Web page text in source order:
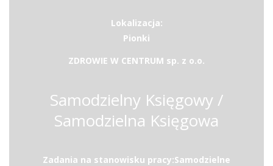
Lokalizacja:
Pionki
ZDROWIE W CENTRUM sp. z o.o.
Samodzielny Księgowy /
Samodzielna Księgowa
Zadania na stanowisku pracy:Samodzielne